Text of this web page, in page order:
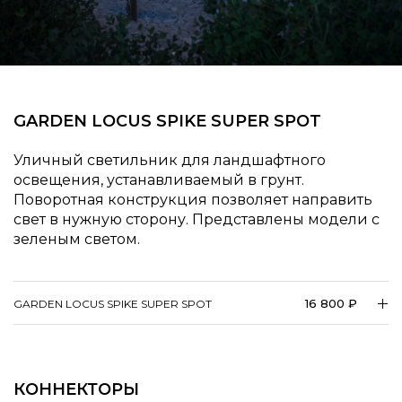
GARDEN LOCUS SPIKE SUPER SPOT
Уличный светильник для ландшафтного
освещения, устанавливаемый в грунт.
Поворотная конструкция позволяет направить
свет в нужную сторону. Представлены модели с
зеленым светом.
GARDEN LOCUS SPIKE SUPER SPOT 16 800 ₽
КОННЕКТОРЫ